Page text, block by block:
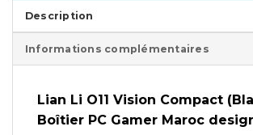
Description
Informations complémentaires
Lian Li O11 Vision Compact
Boîtier PC Gamer Maroc